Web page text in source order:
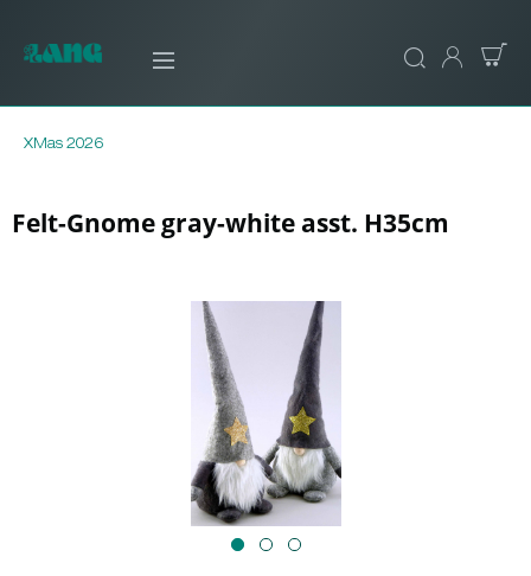
XMas 2026
Felt-Gnome gray-white asst. H35cm